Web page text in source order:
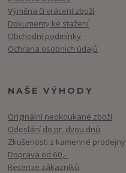
Výměna či vrácení zboží
Dokumenty ke stažení
Obchodní podmínky
Ochrana osobních údajů
NAŠE VÝHODY
Originální neokoukané zboží
Odeslání do pr. dvou dnů
Zkušenosti z kamenné prodejny
Doprava od 60,-
Recenze zákazníků